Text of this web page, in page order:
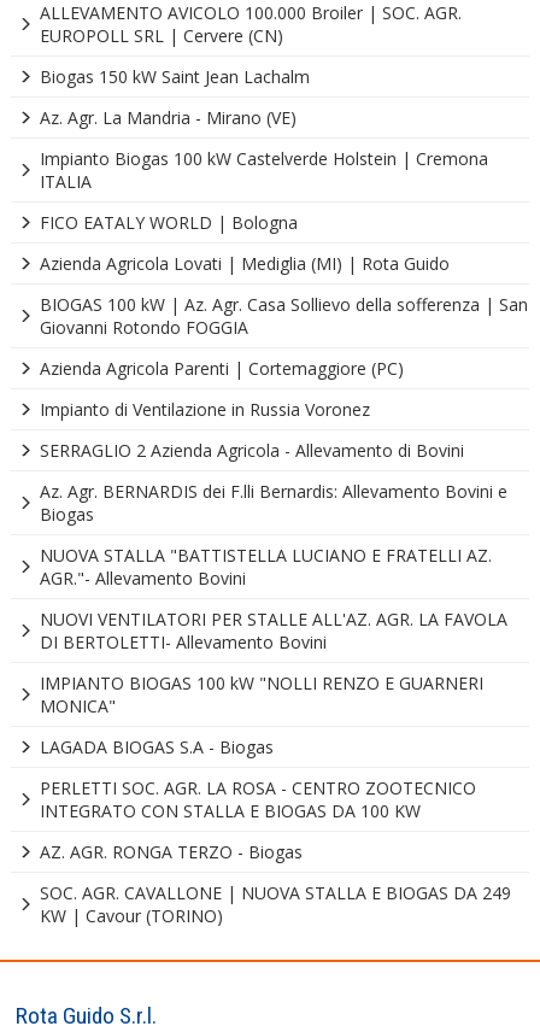
ALLEVAMENTO AVICOLO 100.000 Broiler | SOC. AGR.
EUROPOLL SRL | Cervere (CN)
Biogas 150 kW Saint Jean Lachalm
Az. Agr. La Mandria - Mirano (VE)
Impianto Biogas 100 kW Castelverde Holstein | Cremona
ITALIA
FICO EATALY WORLD | Bologna
Azienda Agricola Lovati | Mediglia (MI) | Rota Guido
BIOGAS 100 kW | Az. Agr. Casa Sollievo della sofferenza | San
Giovanni Rotondo FOGGIA
Azienda Agricola Parenti | Cortemaggiore (PC)
Impianto di Ventilazione in Russia Voronez
SERRAGLIO 2 Azienda Agricola - Allevamento di Bovini
Az. Agr. BERNARDIS dei F.lli Bernardis: Allevamento Bovini e
Biogas
NUOVA STALLA "BATTISTELLA LUCIANO E FRATELLI AZ.
AGR."- Allevamento Bovini
NUOVI VENTILATORI PER STALLE ALL'AZ. AGR. LA FAVOLA
DI BERTOLETTI- Allevamento Bovini
IMPIANTO BIOGAS 100 kW "NOLLI RENZO E GUARNERI
MONICA"
LAGADA BIOGAS S.A - Biogas
PERLETTI SOC. AGR. LA ROSA - CENTRO ZOOTECNICO
INTEGRATO CON STALLA E BIOGAS DA 100 KW
AZ. AGR. RONGA TERZO - Biogas
SOC. AGR. CAVALLONE | NUOVA STALLA E BIOGAS DA 249
KW | Cavour (TORINO)
Rota Guido S.r.l.